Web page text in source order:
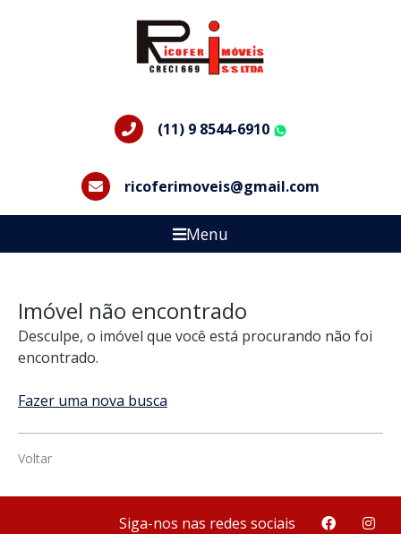
(11) 9 8544-6910
ricoferimoveis@gmail.com
Menu
Imóvel não encontrado
Desculpe, o imóvel que você está procurando não foi
encontrado.
Fazer uma nova busca
Voltar
Siga-nos nas redes sociais